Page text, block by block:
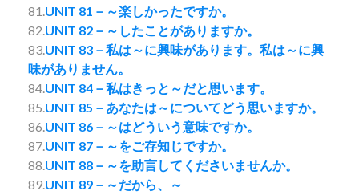
81.UNIT 81－～楽しかったですか。
82.UNIT 82－～したことがありますか。
83.UNIT 83－私は～に興味があります。私は～に興
味がありません。
84.UNIT 84－私はきっと～だと思います。
85.UNIT 85－あなたは～についてどう思いますか。
86.UNIT 86－～はどういう意味ですか。
87.UNIT 87－～をご存知じですか。
88.UNIT 88－～を助言してくださいませんか。
89.UNIT 89－～だから、～